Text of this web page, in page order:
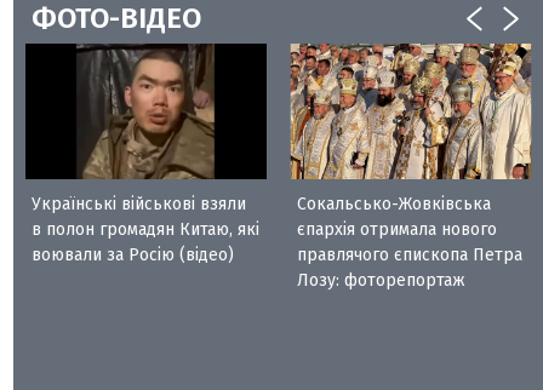
ФОТО-ВІДЕО
Українські військові взяли
в полон громадян Китаю, які
воювали за Росію (відео)
Сокальсько-Жовківська
єпархія отримала нового
правлячого єпископа Петра
Лозу: фоторепортаж